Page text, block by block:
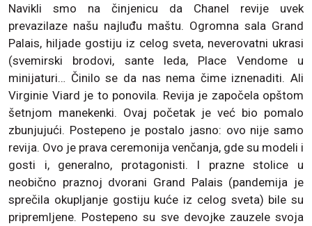
Navikli smo na činjenicu da Chanel revije uvek
prevazilaze našu najluđu maštu. Ogromna sala Grand
Palais, hiljade gostiju iz celog sveta, neverovatni ukrasi
(svemirski brodovi, sante leda, Place Vendome u
minijaturi… Činilo se da nas nema čime iznenaditi. Ali
Virginie Viard je to ponovila. Revija je započela opštom
šetnjom manekenki. Ovaj početak je već bio pomalo
zbunjujući. Postepeno je postalo jasno: ovo nije samo
revija. Ovo je prava ceremonija venčanja, gde su modeli i
gosti i, generalno, protagonisti. I prazne stolice u
neobično praznoj dvorani Grand Palais (pandemija je
sprečila okupljanje gostiju kuće iz celog sveta) bile su
pripremljene. Postepeno su sve devojke zauzele svoja